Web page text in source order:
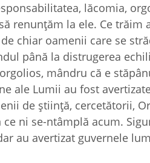
lăcomia,
renunţăm la ele. Ce
chiar oamenii care se
până la distrugerea
mândru că e
ale Lumii au fost
de ştiinţă, cercetătorii,
ce ni se-ntâmplă acum.
au avertizat guvernele